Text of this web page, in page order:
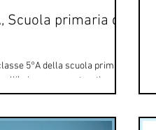
Scuola primaria di
5°A della scuola primaria
si sono avventurati
le due opere...